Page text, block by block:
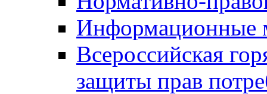
Информационные
Всероссийская
защиты прав